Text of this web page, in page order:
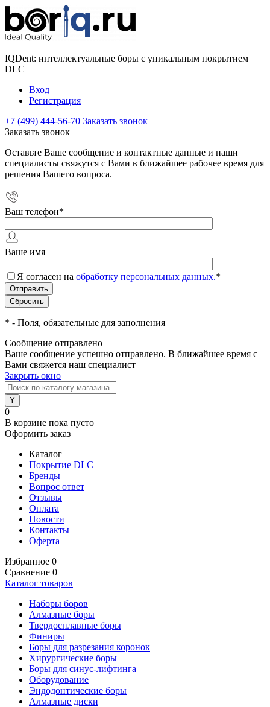
IQDent: интеллектуальные боры с уникальным покрытием
DLC
Вход
Регистрация
+7 (499) 444-56-70 Заказать звонок
Заказать звонок
Оставьте Ваше сообщение и контактные данные и наши
специалисты свяжутся с Вами в ближайшее рабочее время для
решения Вашего вопроса.
Ваш телефон*
Ваше имя
Я согласен на обработку персональных данных.*
* - Поля, обязательные для заполнения
Сообщение отправлено
Ваше сообщение успешно отправлено. В ближайшее время с
Вами свяжется наш специалист
Закрыть окно
0
В корзине пока пусто
Оформить заказ
Каталог
Покрытие DLC
Бренды
Вопрос ответ
Отзывы
Оплата
Новости
Контакты
Оферта
Избранное 0
Сравнение 0
Каталог товаров
Наборы боров
Алмазные боры
Твердосплавные боры
Финиры
Боры для разрезания коронок
Хирургические боры
Боры для синус-лифтинга
Оборудование
Эндодонтические боры
Алмазные диски